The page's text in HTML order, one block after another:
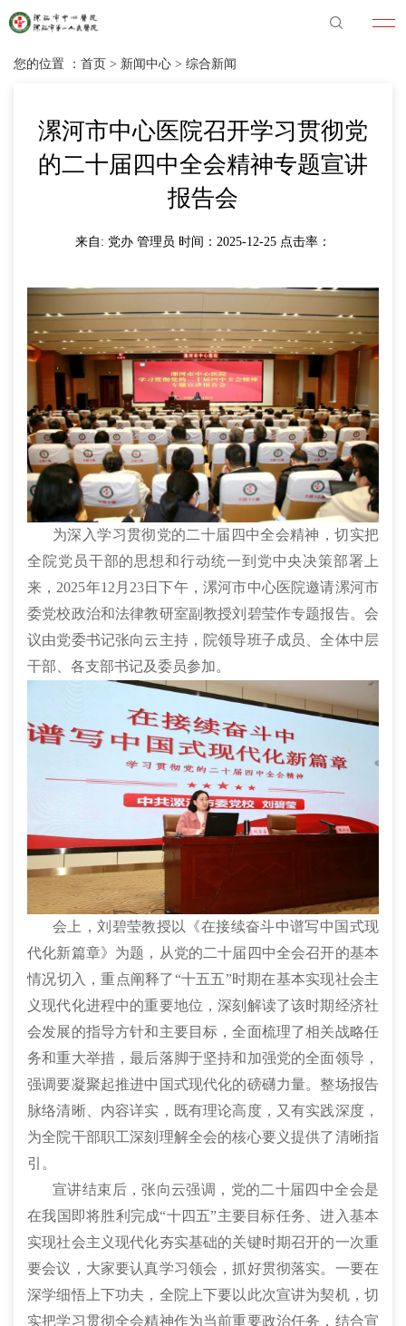
您的位置 ： 首页 > 新闻中心 > 综合新闻
漯河市中心医院召开学习贯彻党
的二十届四中全会精神专题宣讲
报告会
来自: 党办 管理员 时间：2025-12-25 点击率：
为深入学习贯彻党的二十届四中全会精神，切实把
全院党员干部的思想和行动统一到党中央决策部署上
来，2025年12月23日下午，漯河市中心医院邀请漯河市
委党校政治和法律教研室副教授刘碧莹作专题报告。会
议由党委书记张向云主持，院领导班子成员、全体中层
干部、各支部书记及委员参加。
会上，刘碧莹教授以《在接续奋斗中谱写中国式现
代化新篇章》为题，从党的二十届四中全会召开的基本
情况切入，重点阐释了“十五五”时期在基本实现社会主
义现代化进程中的重要地位，深刻解读了该时期经济社
会发展的指导方针和主要目标，全面梳理了相关战略任
务和重大举措，最后落脚于坚持和加强党的全面领导，
强调要凝聚起推进中国式现代化的磅礴力量。整场报告
脉络清晰、内容详实，既有理论高度，又有实践深度，
为全院干部职工深刻理解全会的核心要义提供了清晰指
引。
宣讲结束后，张向云强调，党的二十届四中全会是
在我国即将胜利完成“十四五”主要目标任务、进入基本
实现社会主义现代化夯实基础的关键时期召开的一次重
要会议，大家要认真学习领会，抓好贯彻落实。一要在
深学细悟上下功夫，全院上下要以此次宣讲为契机，切
实把学习贯彻全会精神作为当前重要政治任务，结合宣